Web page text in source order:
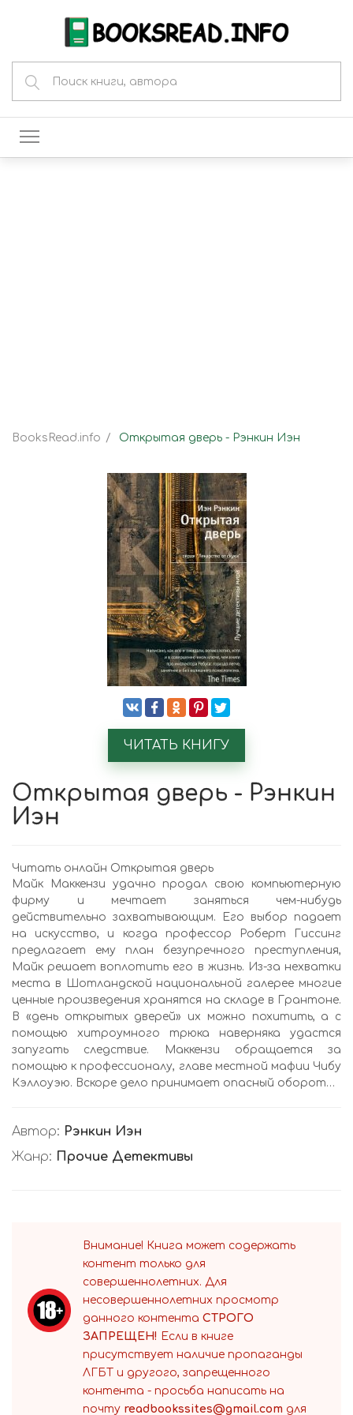
BooksRead.info Открытая дверь - Рэнкин Иэн
ЧИТАТЬ КНИГУ
Открытая дверь - Рэнкин
Иэн
Читать онлайн Открытая дверь
Майк Маккензи удачно продал свою компьютерную
фирму и мечтает заняться чем-нибудь
действительно захватывающим. Его выбор падает
на искусство, и когда профессор Роберт Гиссинг
предлагает ему план безупречного преступления,
Майк решает воплотить его в жизнь. Из-за нехватки
места в Шотландской национальной галерее многие
ценные произведения хранятся на складе в Грантоне.
В «день открытых дверей» их можно похитить, а с
помощью хитроумного трюка наверняка удастся
запугать следствие. Маккензи обращается за
помощью к профессионалу, главе местной мафии Чибу
Кэллоуэю. Вскоре дело принимает опасный оборот…
Автор: Рэнкин Иэн
Жанр: Прочие Детективы
Внимание! Книга может содержать
контент только для
совершеннолетних. Для
несовершеннолетних просмотр
данного контента СТРОГО
ЗАПРЕЩЕН! Если в книге
присутствует наличие пропаганды
ЛГБТ и другого, запрещенного
контента - просьба написать на
почту readbookssites@gmail.com для